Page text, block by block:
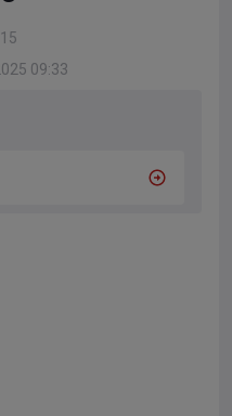
09:33